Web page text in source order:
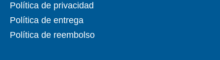
Política de privacidad
Política de entrega
Política de reembolso